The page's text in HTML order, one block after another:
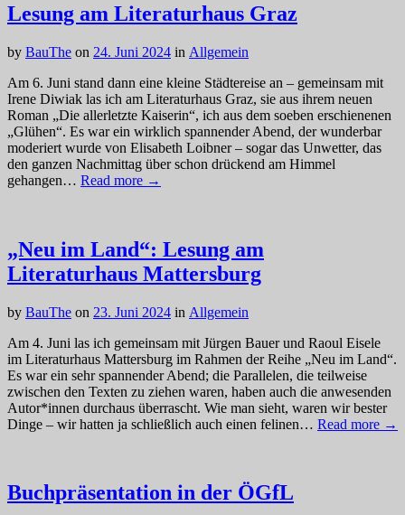
Lesung am Literaturhaus Graz
by BauThe on 24. Juni 2024 in Allgemein
Am 6. Juni stand dann eine kleine Städtereise an – gemeinsam mit
Irene Diwiak las ich am Literaturhaus Graz, sie aus ihrem neuen
Roman „Die allerletzte Kaiserin“, ich aus dem soeben erschienenen
„Glühen“. Es war ein wirklich spannender Abend, der wunderbar
moderiert wurde von Elisabeth Loibner – sogar das Unwetter, das
den ganzen Nachmittag über schon drückend am Himmel
gehangen… Read more →
„Neu im Land“: Lesung am
Literaturhaus Mattersburg
by BauThe on 23. Juni 2024 in Allgemein
Am 4. Juni las ich gemeinsam mit Jürgen Bauer und Raoul Eisele
im Literaturhaus Mattersburg im Rahmen der Reihe „Neu im Land“.
Es war ein sehr spannender Abend; die Parallelen, die teilweise
zwischen den Texten zu ziehen waren, haben auch die anwesenden
Autor*innen durchaus überrascht. Wie man sieht, waren wir bester
Dinge – wir hatten ja schließlich auch einen felinen… Read more →
Buchpräsentation in der ÖGfL